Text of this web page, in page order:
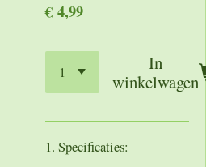
€ 4,99
In
winkelwagen
1. Specificaties: